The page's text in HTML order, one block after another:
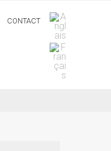
CONTACT